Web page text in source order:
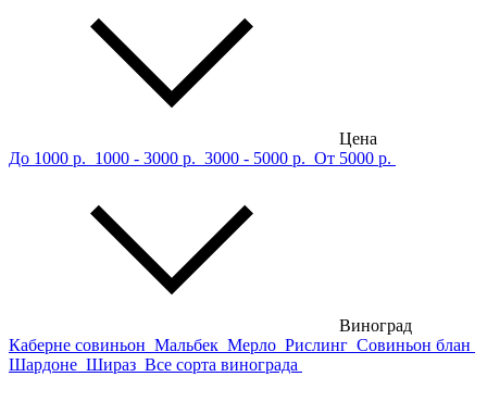
Цена
До 1000 р. 1000 - 3000 р. 3000 - 5000 р. От 5000 р.
Виноград
Каберне совиньон Мальбек Мерло Рислинг Совиньон блан
Шардоне Шираз Все сорта винограда